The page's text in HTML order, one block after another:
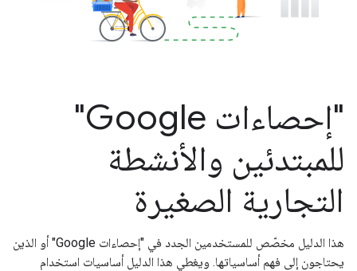
"إحصاءات Google"
للمبتدئين والأنشطة
التجارية الصغيرة
هذا الدليل مخصّص للمستخدمين الجدد في "إحصاءات Google" أو الذين
يحتاجون إلى فهم أساسياتها. ويغطي هذا الدليل أساسيات استخدام